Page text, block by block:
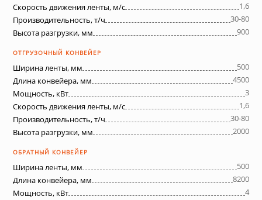
Скорость движения ленты, м/с
1,6
Производительность, т/ч
30-80
Высота разгрузки, мм
900
ОТГРУЗОЧНЫЙ КОНВЕЙЕР
Ширина ленты, мм
500
Длина конвейера, мм
4500
Мощность, кВт
3
Скорость движения ленты, м/с
1,6
Производительность, т/ч
30-80
Высота разгрузки, мм
2000
ОБРАТНЫЙ КОНВЕЙЕР
Ширина ленты, мм
500
Длина конвейера, мм
8200
Мощность, кВт
4